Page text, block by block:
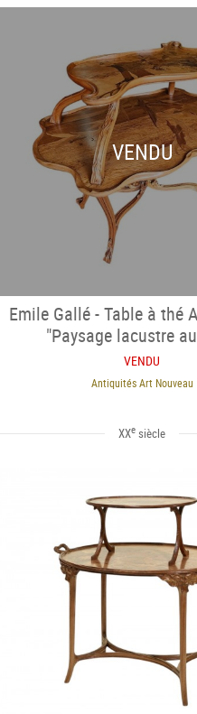
VENDU
Emile Gallé - Table à thé
"Paysage lacustre
VENDU
Antiquités Art Nouveau
XXe siècle